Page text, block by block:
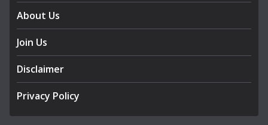
About Us
Join Us
Disclaimer
Privacy Policy